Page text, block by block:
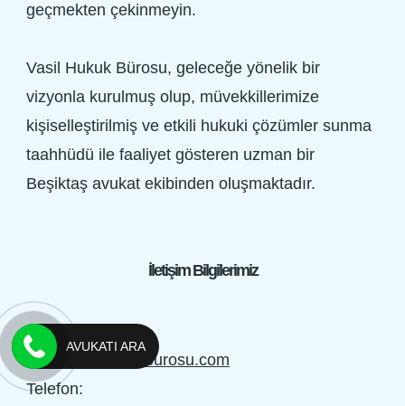
geçmekten çekinmeyin.
Vasil Hukuk Bürosu, geleceğe yönelik bir
vizyonla kurulmuş olup, müvekkillerimize
kişiselleştirilmiş ve etkili hukuki çözümler sunma
taahhüdü ile faaliyet gösteren uzman bir
Beşiktaş avukat ekibinden oluşmaktadır.
İletişim Bilgilerimiz
E-mail:
info@vasilhukukburosu.com
Telefon:
AVUKATI ARA